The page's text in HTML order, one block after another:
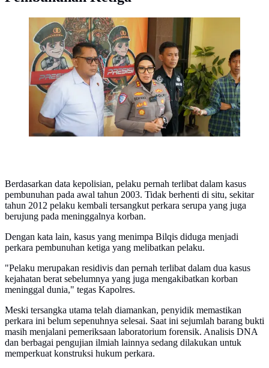
Kapolres Sragen AKBP Kapolres Sragen AKBP
Dewiana Syamsu Indyasari. (Liputan6.com/ Arief
Pramono)
Berdasarkan data kepolisian, pelaku pernah terlibat dalam kasus
pembunuhan pada awal tahun 2003. Tidak berhenti di situ, sekitar
tahun 2012 pelaku kembali tersangkut perkara serupa yang juga
berujung pada meninggalnya korban.
Dengan kata lain, kasus yang menimpa Bilqis diduga menjadi
perkara pembunuhan ketiga yang melibatkan pelaku.
"Pelaku merupakan residivis dan pernah terlibat dalam dua kasus
kejahatan berat sebelumnya yang juga mengakibatkan korban
meninggal dunia," tegas Kapolres.
Meski tersangka utama telah diamankan, penyidik memastikan
perkara ini belum sepenuhnya selesai. Saat ini sejumlah barang bukti
masih menjalani pemeriksaan laboratorium forensik. Analisis DNA
dan berbagai pengujian ilmiah lainnya sedang dilakukan untuk
memperkuat konstruksi hukum perkara.